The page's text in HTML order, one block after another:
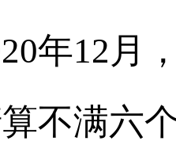
年12月
不满六